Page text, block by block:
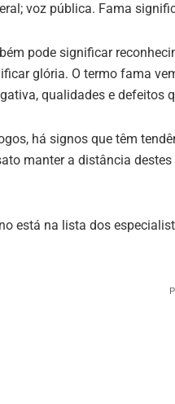
voz pública. Fama
pode significar
glória. O termo fama
qualidades e defeitos
há signos que têm
manter a distância
está na lista dos